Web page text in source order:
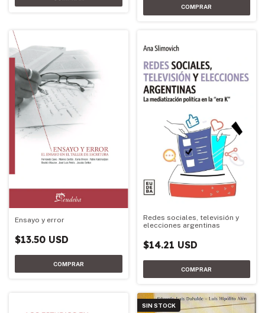
Ensayo y error
$13.50 USD
Redes sociales, televisión y
elecciones argentinas
$14.21 USD
SIN STOCK